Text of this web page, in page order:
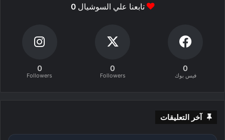
تابعنا علي السوشيال0
0
فيس بوك
0
Followers
0
Followers
آخر التعليقات